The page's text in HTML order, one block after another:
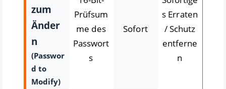
zum
Änder
n
(Passwor
d to
Modify)
Prüfsum
me des
Passwort
s
Sofort
s Erraten
/ Schutz
entferne
n